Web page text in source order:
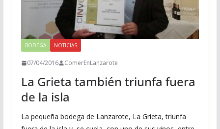
BODEGA NOTICIAS
07/04/2016 ComerEnLanzarote
La Grieta también triunfa fuera
de la isla
La pequeña bodega de Lanzarote, La Grieta, triunfa